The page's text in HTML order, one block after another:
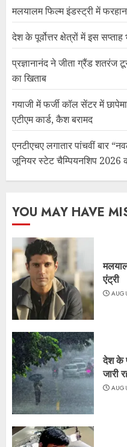
मलयालम फिल्म इंडस्ट्री में
देश के पूर्वोत्तर क्षेत्रों में इस
प्रज्ञानानंद ने जीता ग्रैंड
का खिताब
गयाजी में फर्जी कॉल सेंटर में
एटीएम कार्ड, कैश बरामद
एनटीएचए लगातार पांचवीं बार
जूनियर स्टेट चैम्पियनशिप 2026
YOU MAY HAVE
एंट्री
देश के
जारी